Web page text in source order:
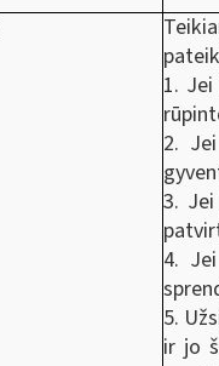
1.
2.
3.
4.
5.
ir jo